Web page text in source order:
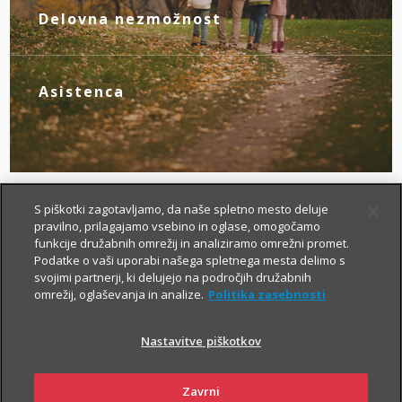
novim življenjskim okoliščinam.
Delovna nezmožnost
Z zagotovljenim nadomestilom za izpad
dohodka poskrbite zase, če zaradi
bolezni ali nezgode izgubite zmožnost za
delo.
Asistenca
Tu smo za vas – da boste v primeru
nezgode hitreje prišli do specialista, bolj
brezskrbno potovali po svetu in pridobili
drugo zdravniško mnenje.
Kako si lahko prilagodim
življenjsko zavarovanje?
S piškotki zagotavljamo, da naše spletno mesto deluje
pravilno, prilagajamo vsebino in oglase, omogočamo
funkcije družabnih omrežij in analiziramo omrežni promet.
Podatke o vaši uporabi našega spletnega mesta delimo s
svojimi partnerji, ki delujejo na področjih družabnih
omrežij, oglaševanja in analize. Politika zasebnosti
Nastavitve piškotkov
Zavrni